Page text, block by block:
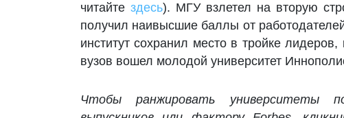
читайтездесь). МГУ взлетел на вторую
получил наивысшие баллы от
институт сохранил место в тройке
вузов вошел молодой университет
Чтобы ранжировать университеты